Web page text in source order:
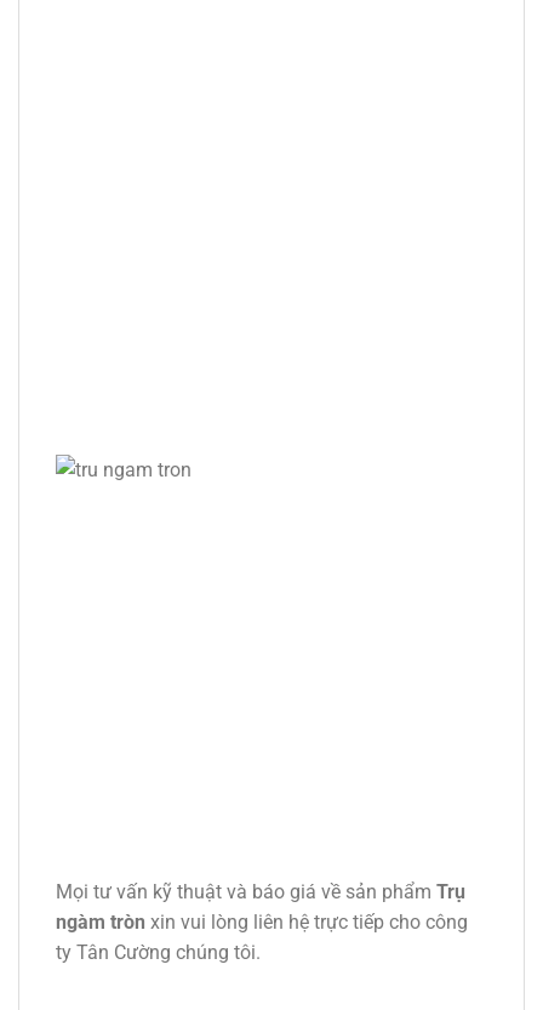
Mọi tư vấn kỹ thuật và báo giá về sản phẩm Trụ
ngàm tròn xin vui lòng liên hệ trực tiếp cho công
ty Tân Cường chúng tôi.